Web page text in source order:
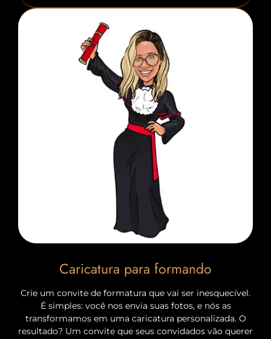
Caricatura para formando
Crie um convite de formatura que vai ser inesquecível.
É simples: você nos envia suas fotos, e nós as
transformamos em uma caricatura personalizada. O
resultado? Um convite que seus convidados vão querer